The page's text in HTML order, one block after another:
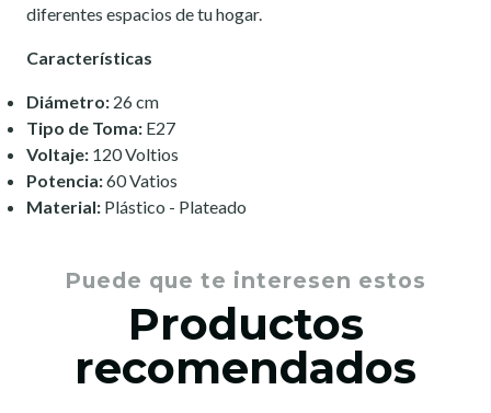
diferentes espacios de tu hogar.
Características
Diámetro: 26 cm
Tipo de Toma: E27
Voltaje: 120 Voltios
Potencia:60 Vatios
Material: Plástico - Plateado
Puede que te interesen estos
Productos
recomendados